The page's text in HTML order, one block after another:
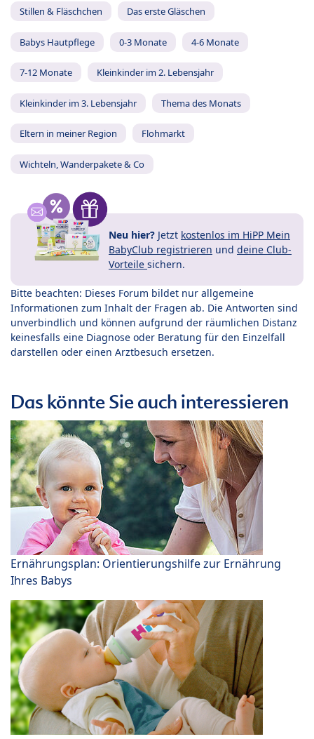
Stillen & Fläschchen Das erste Gläschen
Babys Hautpflege 0-3 Monate 4-6 Monate
7-12 Monate Kleinkinder im 2. Lebensjahr
Kleinkinder im 3. Lebensjahr Thema des Monats
Eltern in meiner Region Flohmarkt
Wichteln, Wanderpakete & Co
Neu hier? Jetzt kostenlos im HiPP Mein
BabyClub registrieren und deine Club-
Vorteile sichern.
Bitte beachten: Dieses Forum bildet nur allgemeine
Informationen zum Inhalt der Fragen ab. Die Antworten sind
unverbindlich und können aufgrund der räumlichen Distanz
keinesfalls eine Diagnose oder Beratung für den Einzelfall
darstellen oder einen Arztbesuch ersetzen.
Das könnte Sie auch interessieren
Ernährungsplan: Orientierungshilfe zur Ernährung
Ihres Babys